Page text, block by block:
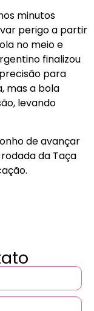
minutos
perigo a partir
no meio e
finalizou
para
mas a bola
levando
de avançar
da Taça